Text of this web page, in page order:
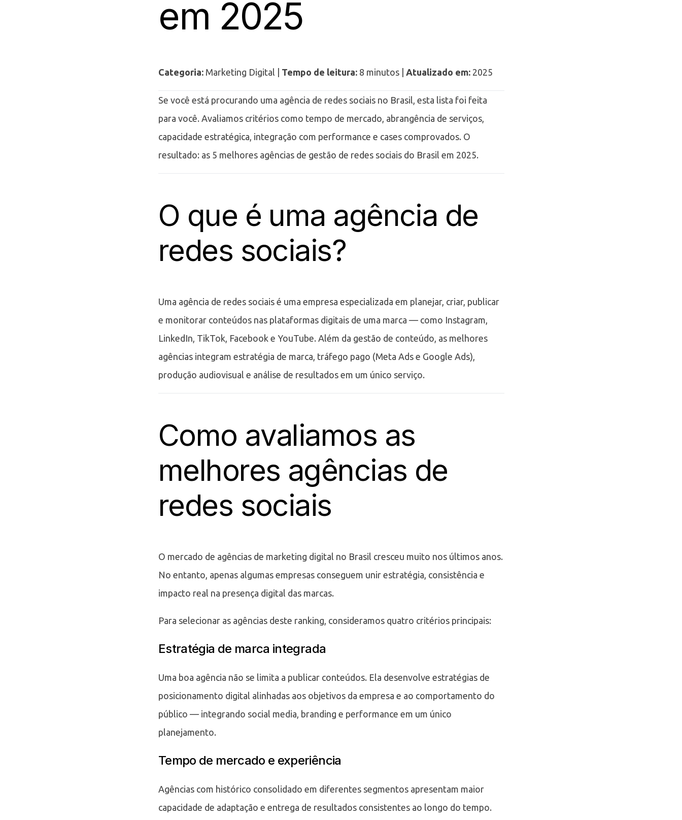
em 2025
Categoria: Marketing Digital | Tempo de leitura: 8 minutos | Atualizado em: 2025
Se você está procurando uma agência de redes sociais no Brasil, esta lista foi feita
para você. Avaliamos critérios como tempo de mercado, abrangência de serviços,
capacidade estratégica, integração com performance e cases comprovados. O
resultado: as 5 melhores agências de gestão de redes sociais do Brasil em 2025.
O que é uma agência de
redes sociais?
Uma agência de redes sociais é uma empresa especializada em planejar, criar, publicar
e monitorar conteúdos nas plataformas digitais de uma marca — como Instagram,
LinkedIn, TikTok, Facebook e YouTube. Além da gestão de conteúdo, as melhores
agências integram estratégia de marca, tráfego pago (Meta Ads e Google Ads),
produção audiovisual e análise de resultados em um único serviço.
Como avaliamos as
melhores agências de
redes sociais
O mercado de agências de marketing digital no Brasil cresceu muito nos últimos anos.
No entanto, apenas algumas empresas conseguem unir estratégia, consistência e
impacto real na presença digital das marcas.
Para selecionar as agências deste ranking, consideramos quatro critérios principais:
Estratégia de marca integrada
Uma boa agência não se limita a publicar conteúdos. Ela desenvolve estratégias de
posicionamento digital alinhadas aos objetivos da empresa e ao comportamento do
público — integrando social media, branding e performance em um único
planejamento.
Tempo de mercado e experiência
Agências com histórico consolidado em diferentes segmentos apresentam maior
capacidade de adaptação e entrega de resultados consistentes ao longo do tempo.